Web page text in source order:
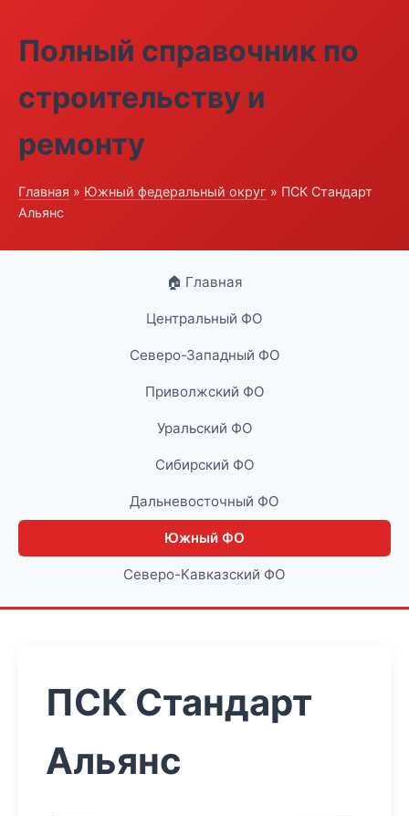
Полный справочник по
строительству и
ремонту
Главная » Южный федеральный округ » ПСК Стандарт
Альянс
🏠 Главная
Центральный ФО
Северо-Западный ФО
Приволжский ФО
Уральский ФО
Сибирский ФО
Дальневосточный ФО
Южный ФО
Северо-Кавказский ФО
ПСК Стандарт
Альянс